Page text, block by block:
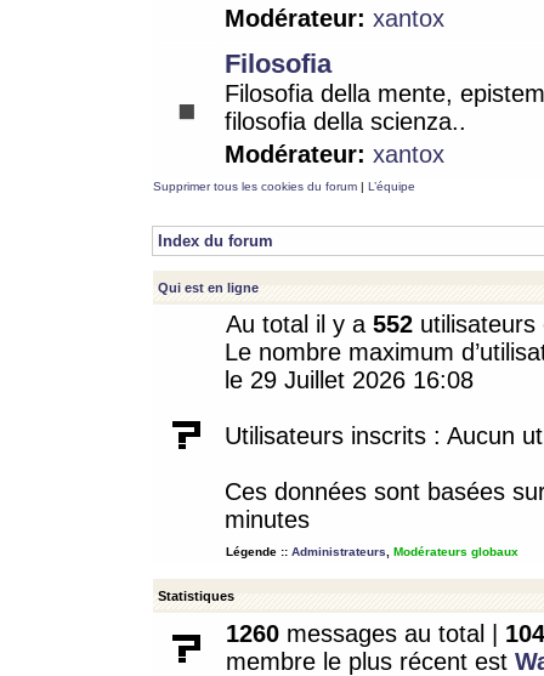
Modérateur: xantox
Filosofia
Filosofia della mente,
filosofia della scienza..
Modérateur: xantox
Supprimer tous les cookies du forum | L’équipe
Index du forum
Qui est en ligne
Au total il y a 552
Le nombre maximum
le 29 Juillet 2026 16:08
Utilisateurs inscrits : Aucun
Ces données sont basées
minutes
Légende :: Administrateurs Modérateurs globaux
Statistiques
1260 messages au total | 104
membre le plus récent est